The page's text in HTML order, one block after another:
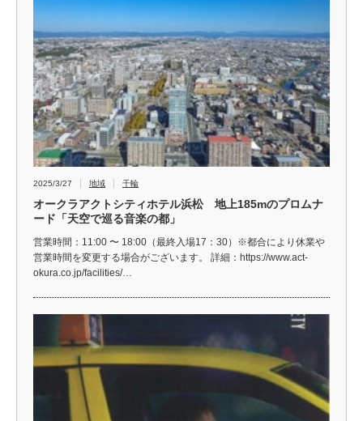
2025/3/27 地域 千輪
オークラアクトシティホテル浜松 地上185mのプロムナ
ード「天空で巡る音楽の都」
営業時間：11:00 〜 18:00（最終入場17：30）※都合により休業や
営業時間を変更する場合がございます。 詳細：https://www.act-
okura.co.jp/facilities/…